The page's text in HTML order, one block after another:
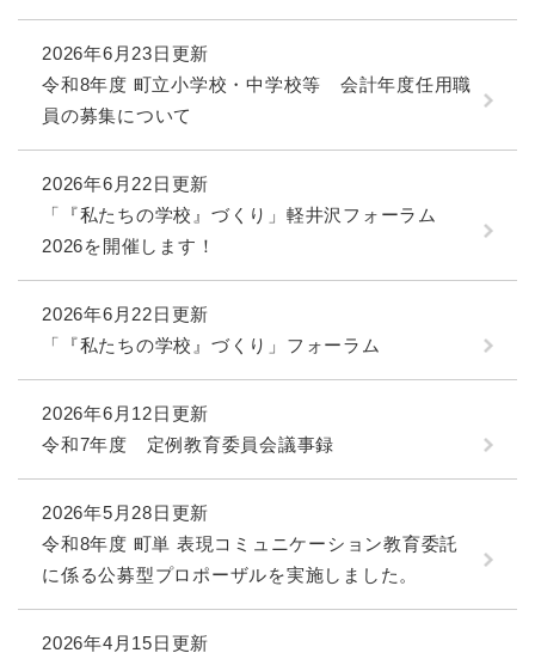
2026年6月23日更新
令和8年度 町立小学校・中学校等 会計年度任用職
員の募集について
2026年6月22日更新
「『私たちの学校』づくり」軽井沢フォーラム
2026を開催します！
2026年6月22日更新
「『私たちの学校』づくり」フォーラム
2026年6月12日更新
令和7年度 定例教育委員会議事録
2026年5月28日更新
令和8年度 町単 表現コミュニケーション教育委託
に係る公募型プロポーザルを実施しました。
2026年4月15日更新